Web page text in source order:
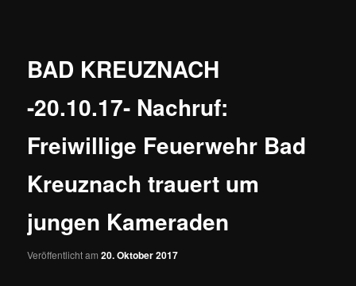
BAD KREUZNACH
-20.10.17- Nachruf:
Freiwillige Feuerwehr Bad
Kreuznach trauert um
jungen Kameraden
Veröffentlicht am20. Oktober 2017